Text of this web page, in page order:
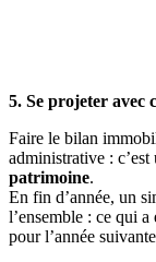
5. Se projeter avec
Faire le bilan
administrative : c’est
patrimoine.
En fin d’année, un
l’ensemble : ce qui
pour l’année